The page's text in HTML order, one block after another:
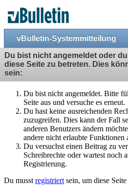
vBulletin-Systemmitteilung
Du bist nicht angemeldet oder
diese Seite zu betreten. Dies
sein:
Du bist nicht angemeldet. Bitte
Seite aus und versuche es erneut.
Du hast keine ausreichenden
zuzugreifen. Dies kann der Fall
anderen Benutzers ändern
andere nicht erlaubte Funktionen
Du versuchst einen Beitrag zu
Schreibrechte oder wartest noch
Registrierung.
Du musst registriert sein, um diese